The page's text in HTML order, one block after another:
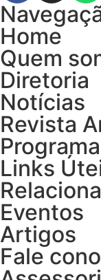
Home
Quem
Diretoria
Notícias
Revista
Links
Eventos
Artigos
Fale